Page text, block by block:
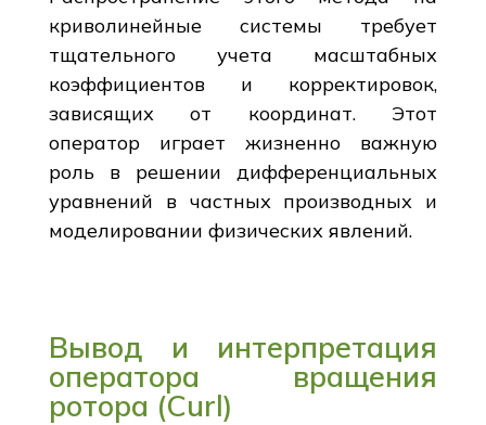
криволинейные системы требует
тщательного учета масштабных
коэффициентов и корректировок,
зависящих от координат. Этот
оператор играет жизненно важную
роль в решении дифференциальных
уравнений в частных производных и
моделировании физических явлений.
Вывод и интерпретация
оператора вращения
ротора (Curl)